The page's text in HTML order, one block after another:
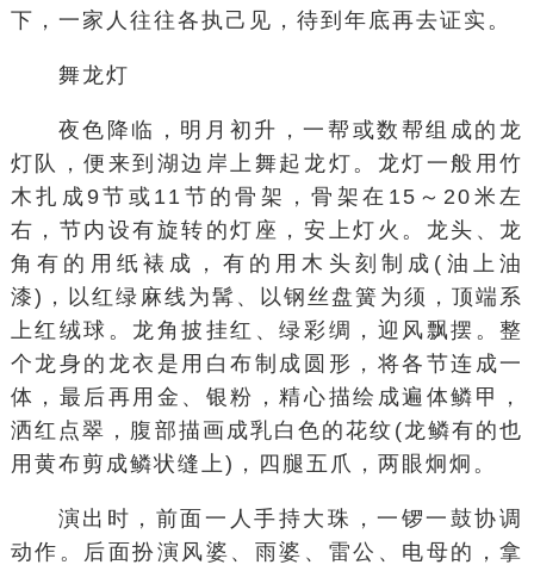
下，一家人往往各执己见，待到年底再去证实。
舞龙灯
夜色降临，明月初升，一帮或数帮组成的龙
灯队，便来到湖边岸上舞起龙灯。龙灯一般用竹
木扎成9节或11节的骨架，骨架在15～20米左
右，节内设有旋转的灯座，安上灯火。龙头、龙
角有的用纸裱成，有的用木头刻制成(油上油
漆)，以红绿麻线为髯、以钢丝盘簧为须，顶端系
上红绒球。龙角披挂红、绿彩绸，迎风飘摆。整
个龙身的龙衣是用白布制成圆形，将各节连成一
体，最后再用金、银粉，精心描绘成遍体鳞甲，
洒红点翠，腹部描画成乳白色的花纹(龙鳞有的也
用黄布剪成鳞状缝上)，四腿五爪，两眼炯炯。
演出时，前面一人手持大珠，一锣一鼓协调
动作。后面扮演风婆、雨婆、雷公、电母的，拿